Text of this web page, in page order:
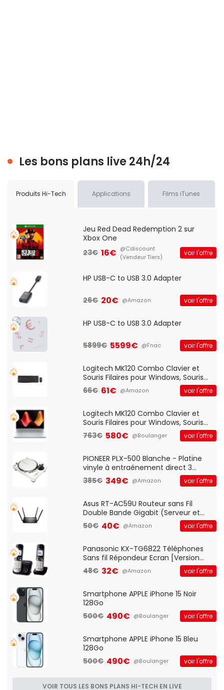
Les bons plans live 24h/24
Produits Hi-Tech Applications Films iTunes
Jeu Red Dead Redemption 2 sur
Xbox One
23€ 16€ @Cdiscount
(Vendeur Tiers)
voir l'offre
HP USB-C to USB 3.0 Adapter
26€ 20€ @Amazon voir l'offre
HP USB-C to USB 3.0 Adapter
5899€ 5599€ @Fnac voir l'offre
Logitech MK120 Combo Clavier et
Souris Filaires pour Windows, Souris
Optique Filaire, Connexion USB Plug
And Play, Confortable, Taille
QWERTY UK - Noir
66€ 61€ @Amazon voir l'offre
Logitech MK120 Combo Clavier et
Souris Filaires pour Windows, Souris
Optique Filaire, Connexion USB Plug
And Play, Confortable, Taille
QWERTY UK - Noir
763€ 580€ @Boulanger voir l'offre
PIONEER PLX-500 Blanche - Platine
vinyle à entraénement direct 3
vitesses (33-45-78 trs/min) avec
pre-ampli intégré et port USB
385€ 349€ @Amazon voir l'offre
Asus RT-AC59U Routeur sans Fil
Double Bande Gigabit (Serveur et
Client VPN, Triple Vlan, Mode Point
d'accès et Bridge, contrôle Parental,
50€ 40€ @Amazon voir l'offre
Panasonic KX-TG6822 Téléphones
Sans fil Répondeur Ecran [Version
Française]
48€ 32€ @Amazon voir l'offre
Smartphone APPLE iPhone 15 Noir
128Go
500€ 490€ @Boulanger voir l'offre
Smartphone APPLE iPhone 15 Bleu
128Go
500€ 490€ @Boulanger voir l'offre
VOIR TOUS LES BONS PLANS HI-TECH EN LIVE